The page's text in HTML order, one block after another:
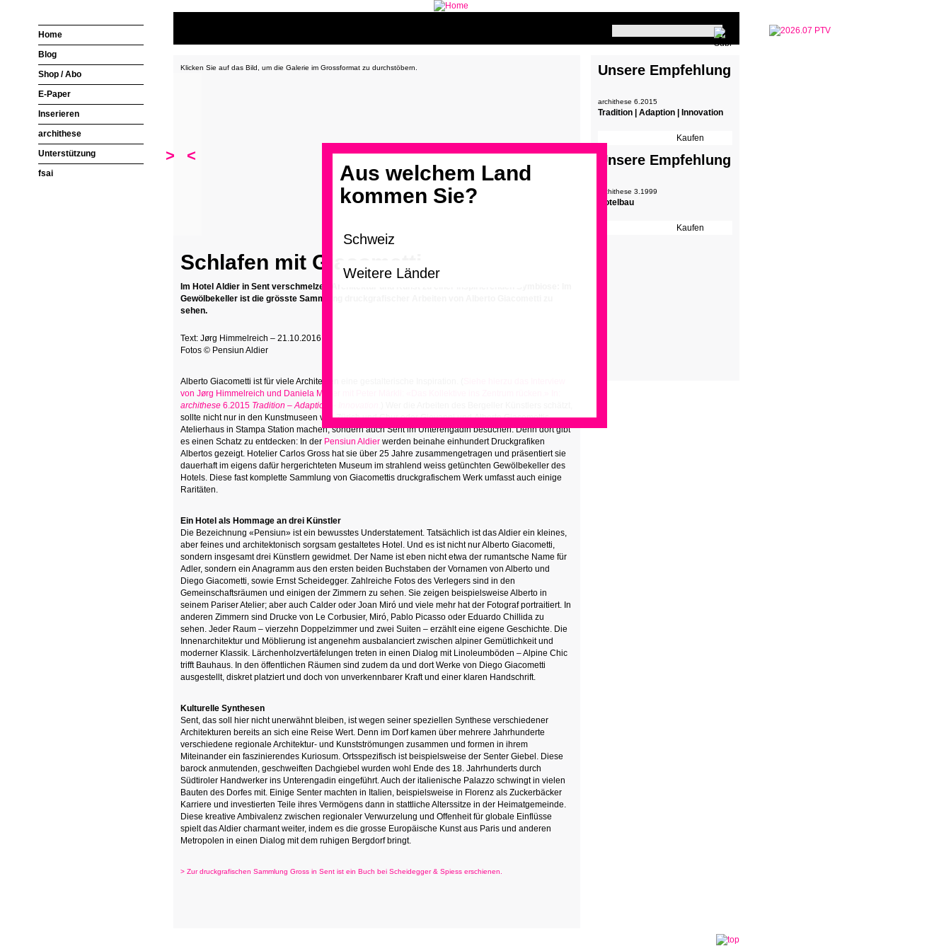
Aus welchem Land
kommen Sie?
Klicken Sie auf das Bild, um die Galerie im Grossformat zu durchstöbern.
<
>
Schlafen mit Giacometti
Im Hotel Aldier in Sent verschmelzen Architektur und Kunst zu einer inspirierenden Symbiose: Im
Gewölbekeller ist die grösste Sammlung druckgrafischer Arbeiten von Alberto Giacometti zu
sehen.
Text: Jørg Himmelreich – 21.10.2016
Fotos © Pensiun Aldier
Alberto Giacometti ist für viele Architekten eine gestalterische Inspiration. (
von Jørg Himmelreich und Daniela Meyer mit Peter Märkli: «Das Kollektive ins Zentrum rücken.» In:
archithese 6.2015 Tradition – Adaption – Innovation
sollte nicht nur in den Kunstmuseen von Zürich und Chur oderGiovanni undAlberto Giacomettis
Atelierhaus in Stampa Station machen, sondern auch Sent im Unterengadin besuchen. Denn dort gibt
es einen Schatz zu entdecken: In der Pensiun Aldier werden beinahe einhundert Druckgrafiken
Albertos gezeigt. Hotelier Carlos Gross hat sie über 25 Jahre zusammengetragen und präsentiert sie
dauerhaft im eigens dafür hergerichteten Museum im strahlend weiss getünchten Gewölbekeller des
Hotels. Diese fast komplette Sammlung von Giacomettis druckgrafischem Werk umfasst auch einige
Raritäten.
Ein Hotel als Hommage an drei Künstler
Die Bezeichnung «Pensiun» ist ein bewusstes Understatement. Tatsächlich ist das Aldier ein kleines,
aber feines und architektonisch sorgsam gestaltetes Hotel. Und es ist nicht nur Alberto Giacometti,
sondern insgesamt drei Künstlern gewidmet. Der Name ist eben nicht etwa der rumantsche Name für
Adler, sondern ein Anagramm aus den ersten beiden Buchstaben der Vornamen von Alberto und
Diego Giacometti, sowie Ernst Scheidegger. Zahlreiche Fotos des Verlegers sind in den
Gemeinschaftsräumen und einigen der Zimmern zu sehen. Sie zeigen beispielsweise Alberto in
seinem Pariser Atelier; aber auch Calder oder Joan Miró und viele mehr hat der Fotograf portraitiert. In
anderen Zimmern sind Drucke von Le Corbusier, Miró, Pablo Picasso oder Eduardo Chillida zu
sehen. Jeder Raum – vierzehn Doppelzimmer und zwei Suiten – erzählt eine eigene Geschichte. Die
Innenarchitektur und Möblierung ist angenehm ausbalanciert zwischen alpiner Gemütlichkeit und
moderner Klassik. Lärchenholzvertäfelungen treten in einen Dialog mit Linoleumböden – Alpine Chic
trifft Bauhaus. In den öffentlichen Räumen sind zudem da und dort Werke von Diego Giacometti
ausgestellt, diskret platziert und doch von unverkennbarer Kraft und einer klaren Handschrift.
Kulturelle Synthesen
Sent, das soll hier nicht unerwähnt bleiben, ist wegen seiner speziellen Synthese verschiedener
Architekturen bereits an sich eine Reise Wert. Denn im Dorf kamen über mehrere Jahrhunderte
verschiedene regionale Architektur- und Kunstströmungen zusammen und formen in ihrem
Miteinander ein faszinierendes Kuriosum. Ortsspezifisch ist beispielsweise der Senter Giebel. Diese
barock anmutenden, geschweiften Dachgiebel wurden wohl Ende des 18. Jahrhunderts durch
Südtiroler Handwerker ins Unterengadin eingeführt. Auch der italienische Palazzo schwingt in vielen
Bauten des Dorfes mit. Einige Senter machten in Italien, beispielsweise in Florenz als Zuckerbäcker
Karriere und investierten Teile ihres Vermögens dann in stattliche Alterssitze in der Heimatgemeinde.
Diese kreative Ambivalenz zwischen regionaler Verwurzelung und Offenheit für globale Einflüsse
spielt das Aldier charmant weiter, indem es die grosse Europäische Kunst aus Paris und anderen
Metropolen in einen Dialog mit dem ruhigen Bergdorf bringt.
> Zur druckgrafischen Sammlung Gross in Sent ist ein Buch bei Scheidegger & Spiess erschienen.
Unsere Empfehlung
archithese 6.2015
Tradition | Adaption | Innovation
Unsere Empfehlung
archithese 3.1999
Hotelbau
Home
Blog
Shop / Abo
E-Paper
Inserieren
archithese
Unterstützung
fsai